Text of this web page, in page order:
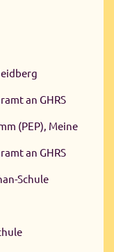
an GHRS
(PEP), Meine
an GHRS
Schule